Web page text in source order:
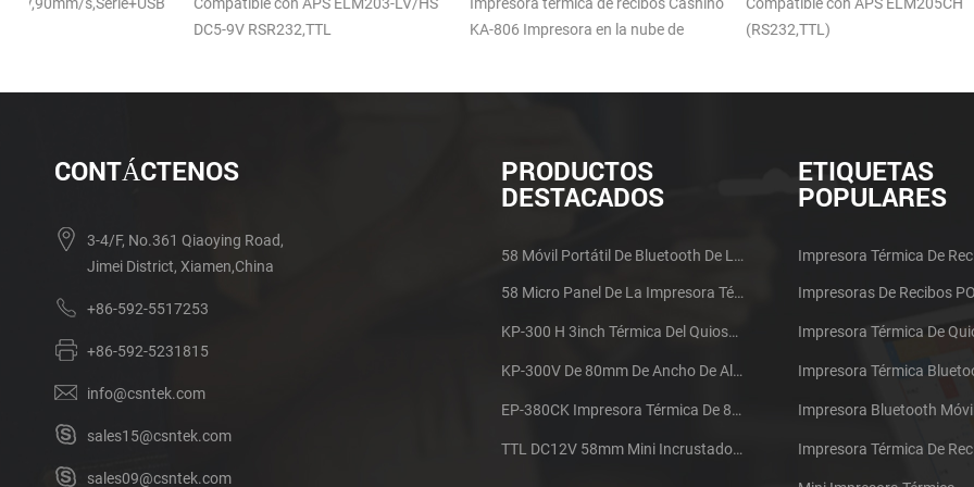
Compatible con APS ELM203-LV/HS
Impresora térmica de recibos Cashino
KA-806 Impresora en la nube de
Compatible con APS ELM205CH
(RS232,TTL)
USB DC5-9V
CONTÁCTENOS
3-4/F, No.361 Qiaoying Road,
Jimei District, Xiamen,China
+86-592-5517253
+86-592-5231815
info@csntek.com
sales15@csntek.com
sales09@csntek.com
PRODUCTOS
DESTACADOS
58 Móvil Portátil De Bluetooth De La Impresora Térmica De PTP-II
58 Micro Panel De La Impresora Térmica De Recibos CSN-A1
KP-300 H 3inch Térmica Del Quiosco De La Impresora Módulo De
KP-300V De 80mm De Ancho De Alta Velocidad De La Impresora Térmica Del Quiosco
EP-380CK Impresora Térmica De 80 Mm Con Bloqueo De La Tapa
TTL DC12V 58mm Mini Incrustado Taxi De La Impresora Térmica De Recibos
ETIQUETAS
POPULARES
Impresora Térmica De
Impresoras De Recibos
Impresora Térmica De
Impresora Térmica
Impresora Bluetooth Móvil